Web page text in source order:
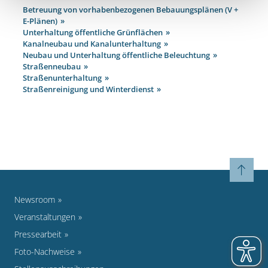
Betreuung von vorhabenbezogenen Bebauungsplänen (V +
E-Plänen)
Unterhaltung öffentliche Grünflächen
Kanalneubau und Kanalunterhaltung
Neubau und Unterhaltung öffentliche Beleuchtung
Straßenneubau
Straßenunterhaltung
Straßenreinigung und Winterdienst
Newsroom
Veranstaltungen
Pressearbeit
Foto-Nachweise